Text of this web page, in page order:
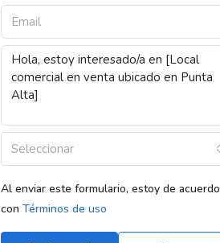
Seleccionar
Al enviar este formulario, estoy de acuerdo
con Términos de uso